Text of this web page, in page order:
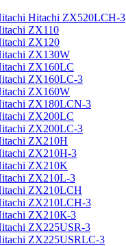
Hitachi ZX520LCH-3
ZX110
ZX120
ZX130W
ZX160LC
ZX160LC-3
ZX160W
ZX180LCN-3
ZX200LC
ZX200LC-3
ZX210H
ZX210H-3
ZX210K
ZX210L-3
ZX210LCH
ZX210LCH-3
ZX210К-3
ZX225USR-3
ZX225USRLC-3